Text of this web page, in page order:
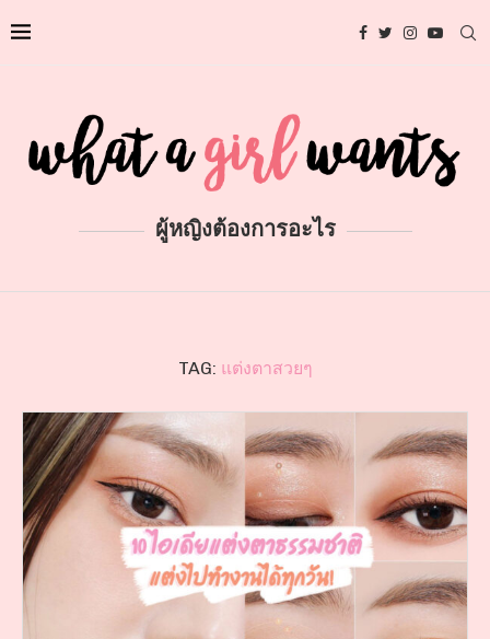
ผู้หญิงต้องการอะไร
TAG: แต่งตาสวยๆ